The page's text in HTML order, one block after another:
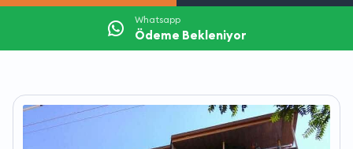
Whatsapp
Ödeme Bekleniyor